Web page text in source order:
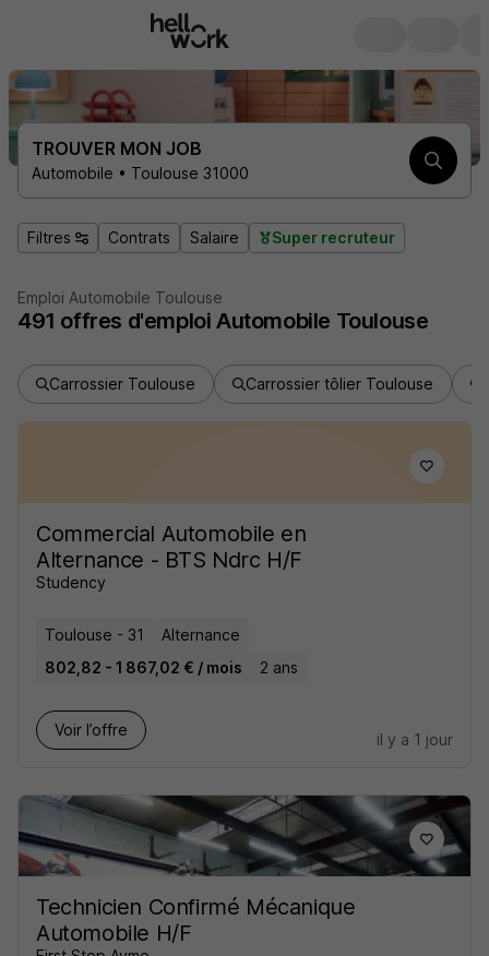
TROUVER MON JOB
Automobile • Toulouse 31000
Filtres Contrats Salaire Super recruteur
Emploi Automobile Toulouse
491 offres d'emploi Automobile Toulouse
Carrossier Toulouse Carrossier tôlier Toulouse
Commercial Automobile en
Alternance - BTS Ndrc H/F
Studency
Toulouse - 31
Alternance
802,82 - 1 867,02 € / mois
2 ans
Voir l’offre
il y a 1 jour
Technicien Confirmé Mécanique
Automobile H/F